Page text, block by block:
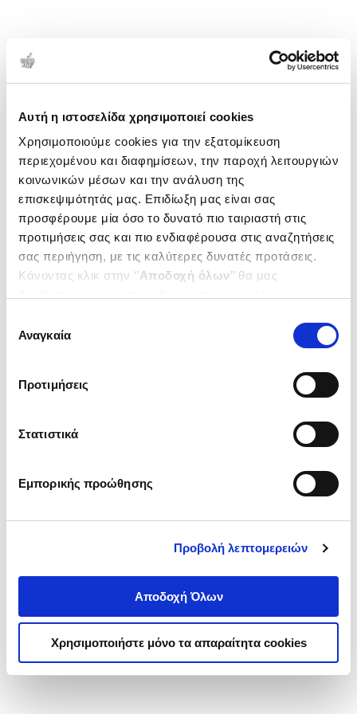
Αυτή η ιστοσελίδα χρησιμοποιεί cookies
Χρησιμοποιούμε cookies για την εξατομίκευση
περιεχομένου και διαφημίσεων, την παροχή λειτουργιών
κοινωνικών μέσων και την ανάλυση της
επισκεψιμότητάς μας. Επιδίωξη μας είναι σας
προσφέρουμε μία όσο το δυνατό πιο ταιριαστή στις
προτιμήσεις σας και πιο ενδιαφέρουσα στις αναζητήσεις
σας περιήγηση, με τις καλύτερες δυνατές προτάσεις.
Κάνοντας κλικ στην ‘’Αποδοχή όλων’’ θα μας
ενδιαφέρουν και να επιλέξετε από τα παρακάτω με την
΄΄και να ενημερωθείτε σχετικά με
συγκατάθεσης
Αναγκαία
Προτιμήσεις
Στατιστικά
Εμπορικής προώθησης
Προβολή λεπτομερειών
Αποδοχή Όλων
Χρησιμοποιήστε μόνο τα απαραίτητα cookies